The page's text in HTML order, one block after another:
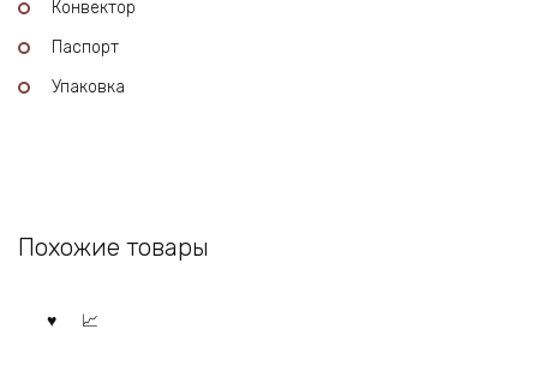
Конвектор
Паспорт
Упаковка
Похожие товары